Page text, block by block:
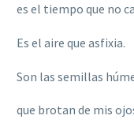
es el tiempo que no
Es el aire que asfixia.
Son las semillas
que brotan de mis